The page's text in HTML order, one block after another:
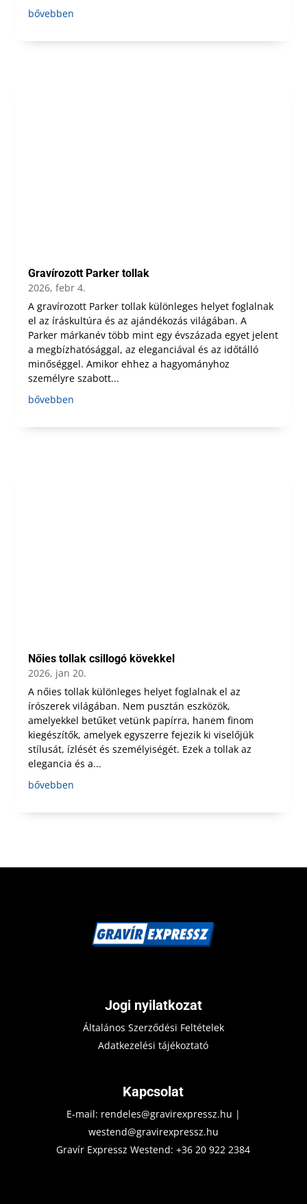
bővebben
Gravírozott Parker tollak
2026, febr 4.
A gravírozott Parker tollak különleges helyet foglalnak
el az íráskultúra és az ajándékozás világában. A
Parker márkanév több mint egy évszázada egyet jelent
a megbízhatósággal, az eleganciával és az időtálló
minőséggel. Amikor ehhez a hagyományhoz
személyre szabott...
bővebben
Nőies tollak csillogó kövekkel
2026, jan 20.
A nőies tollak különleges helyet foglalnak el az
írószerek világában. Nem pusztán eszközök,
amelyekkel betűket vetünk papírra, hanem finom
kiegészítők, amelyek egyszerre fejezik ki viselőjük
stílusát, ízlését és személyiségét. Ezek a tollak az
elegancia és a...
bővebben
Jogi nyilatkozat
Általános Szerződési Feltételek
Adatkezelési tájékoztató
Kapcsolat
E-mail: rendeles@gravirexpressz.hu |
westend@gravirexpressz.hu
Gravír Expressz Westend:+36 20 922 2384